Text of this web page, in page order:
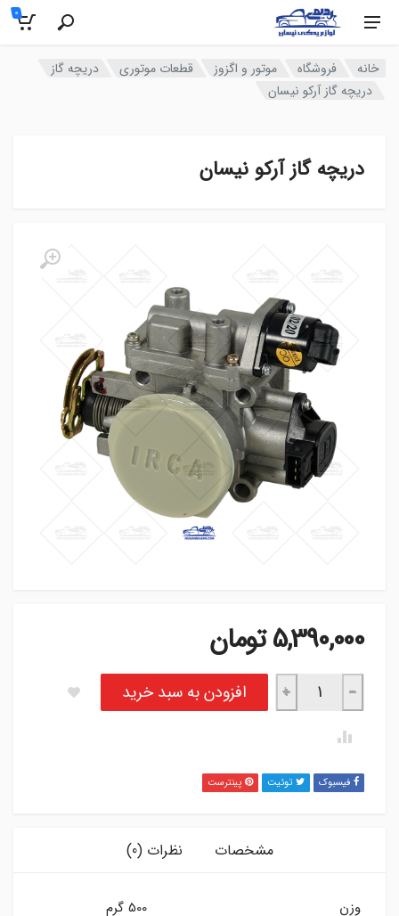
0
خانه فروشگاه موتور و اگزوز قطعات موتوری
دریچه گاز
دریچه گاز آرکو نیسان
دریچه گاز آرکو نیسان
5,390,000تومان
دریچه گاز آرکو نیسان عدد
−
+ افزودن به سبد خرید
فیسبوک توئیت پینترست
مشخصات نظرات (0)
وزن 500 گرم